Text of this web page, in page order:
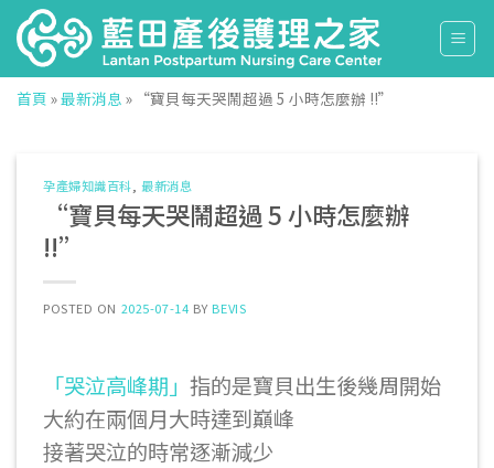
Skip
to
content
首頁 »最新消息 » “寶貝每天哭鬧超過 5 小時怎麼辦 !!”
孕產婦知識百科 ,最新消息
“寶貝每天哭鬧超過 5 小時怎麼辦
!!”
POSTED ON 2025-07-14 BY BEVIS
「哭泣高峰期」 指的是寶貝出生後幾周開始
大約在兩個月大時達到巔峰
接著哭泣的時常逐漸減少